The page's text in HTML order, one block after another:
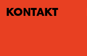
KONTAKT